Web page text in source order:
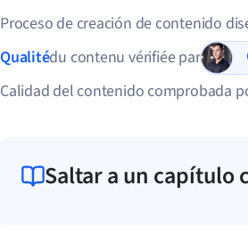
Proceso de creación de contenido
Qualitédu contenu vérifiée par
Calidad del contenido comprobada
Saltar a un capítulo